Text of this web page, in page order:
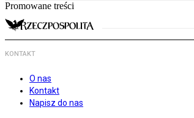
Promowane treści
KONTAKT
O nas
Kontakt
Napisz do nas